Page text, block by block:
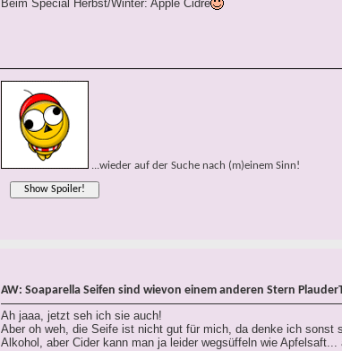
Beim Special Herbst/Winter: Apple Cidre
...wieder auf der Suche nach (m)einem Sinn!
AW: Soaparella Seifen sind wievon einem anderen Stern
Ah jaaa, jetzt seh ich sie auch!
Aber oh weh, die Seife ist nicht gut für mich, da denke ich
Alkohol, aber Cider kann man ja leider wegsüffeln wie